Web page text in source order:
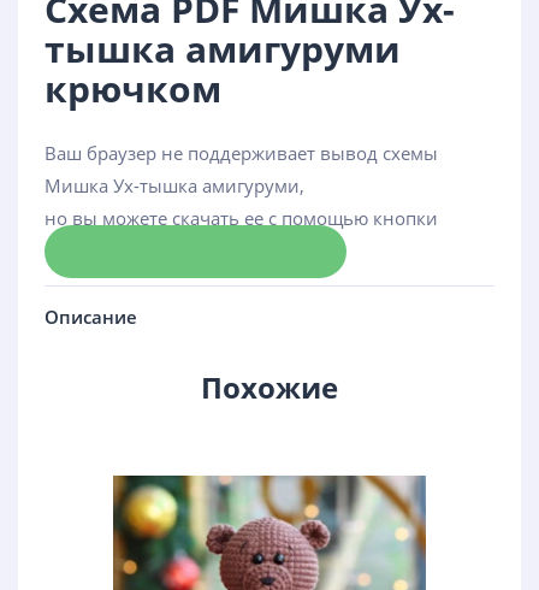
тышка амигуруми
крючком
Ваш браузер не поддерживает вывод схемы
Мишка Ух-тышка амигуруми,
но вы можете скачать ее с помощью кнопки
Описание
Похожие